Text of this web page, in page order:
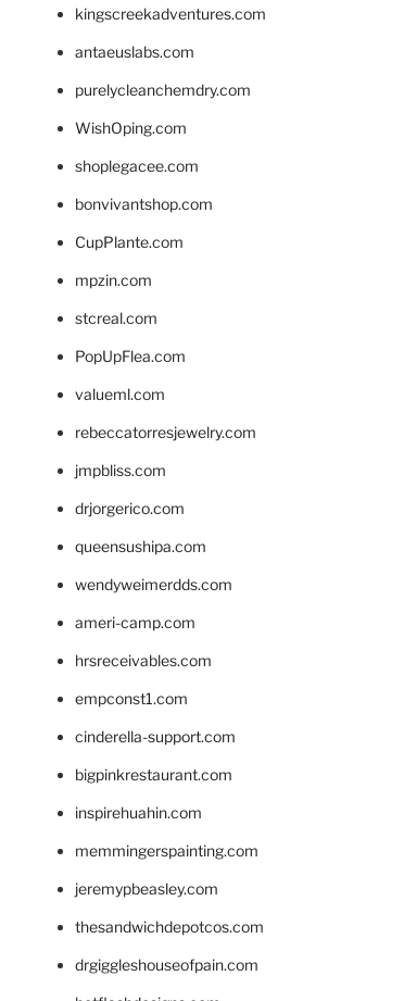
kingscreekadventures.com
antaeuslabs.com
purelycleanchemdry.com
WishOping.com
shoplegacee.com
bonvivantshop.com
CupPlante.com
mpzin.com
stcreal.com
PopUpFlea.com
valueml.com
rebeccatorresjewelry.com
jmpbliss.com
drjorgerico.com
queensushipa.com
wendyweimerdds.com
ameri-camp.com
hrsreceivables.com
empconst1.com
cinderella-support.com
bigpinkrestaurant.com
inspirehuahin.com
memmingerspainting.com
jeremypbeasley.com
thesandwichdepotcos.com
drgiggleshouseofpain.com